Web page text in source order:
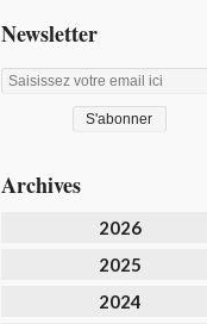
Newsletter
Archives
2026
2025
2024